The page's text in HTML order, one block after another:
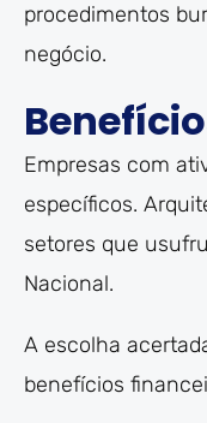
procedimentos
negócio.
Empresas com
específicos.
setores que
Nacional.
A escolha
benefícios